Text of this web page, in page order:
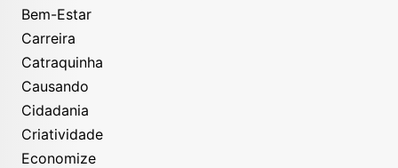
Bem-Estar
Carreira
Catraquinha
Causando
Cidadania
Criatividade
Economize